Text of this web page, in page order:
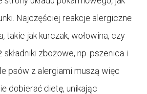
Najczęściej reakcje alergiczne
takie jak kurczak, wołowina, czy
składniki zbożowe, np. pszenica i
psów z alergiami muszą więc
dobierać dietę, unikając